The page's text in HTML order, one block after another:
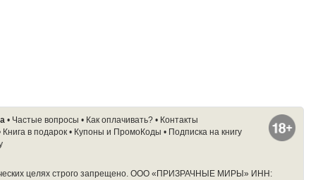
• Частые вопросы • Как оплачивать? • Контакты
Книга в подарок • Купоны и ПромоКоды • Подписка на книгу
целях строго запрещено. ООО «ПРИЗРАЧНЫЕ МИРЫ» ИНН: